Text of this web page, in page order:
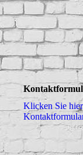
Klicken Sie